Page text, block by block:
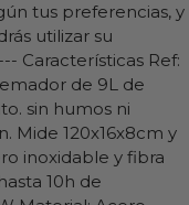
tus preferencias, y
utilizar su
Características Ref:
de 9L de
sin humos ni
Mide 120x16x8cm y
inoxidable y fibra
10h de